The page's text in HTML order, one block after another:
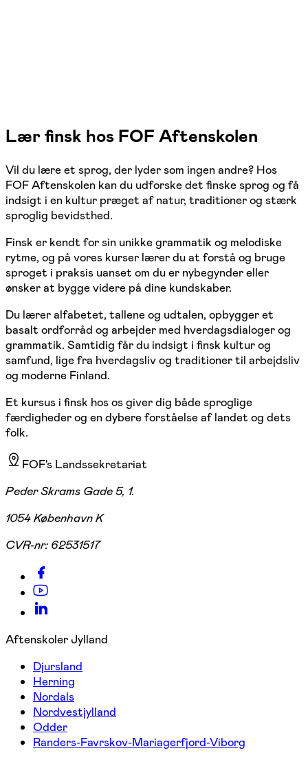
Lær finsk hos FOF Aftenskolen
Vil du lære et sprog, der lyder som ingen andre? Hos
FOF Aftenskolen kan du udforske det finske sprog og få
indsigt i en kultur præget af natur, traditioner og stærk
sproglig bevidsthed.
Finsk er kendt for sin unikke grammatik og melodiske
rytme, og på vores kurser lærer du at forstå og bruge
sproget i praksis uanset om du er nybegynder eller
ønsker at bygge videre på dine kundskaber.
Du lærer alfabetet, tallene og udtalen, opbygger et
basalt ordforråd og arbejder med hverdagsdialoger og
grammatik. Samtidig får du indsigt i finsk kultur og
samfund, lige fra hverdagsliv og traditioner til arbejdsliv
og moderne Finland.
Et kursus i finsk hos os giver dig både sproglige
færdigheder og en dybere forståelse af landet og dets
folk.
FOF's Landssekretariat
Peder Skrams Gade 5, 1.
1054 København K
CVR-nr: 62531517
Aftenskoler Jylland
Djursland
Herning
Nordals
Nordvestjylland
Odder
Randers-Favrskov-Mariagerfjord-Viborg